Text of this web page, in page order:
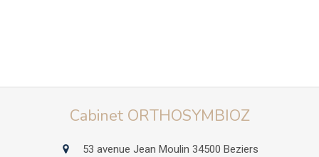
Cabinet ORTHOSYMBIOZ
53 avenue Jean Moulin 34500 Beziers